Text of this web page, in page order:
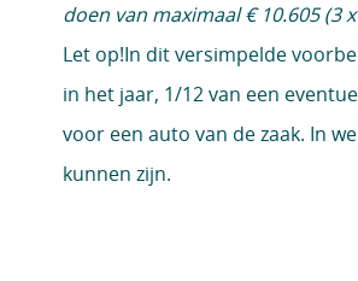
doen van maximaal € 10.605 (3
Let op!In dit versimpelde
in het jaar, 1/12 van een
voor een auto van de zaak. In
kunnen zijn.